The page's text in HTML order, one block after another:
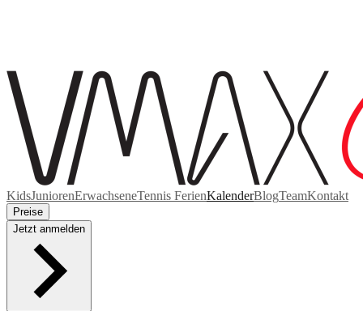
KidsJuniorenErwachseneTennis FerienKalenderBlogTeamKontakt
Preise
Jetzt anmelden